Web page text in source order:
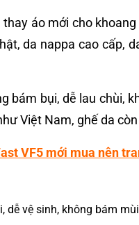
áo mới cho
da nappa cao cấp,
bám bụi, dễ lau
Việt Nam, ghế da
VF5 mới mua nên
dễ vệ sinh, không bám